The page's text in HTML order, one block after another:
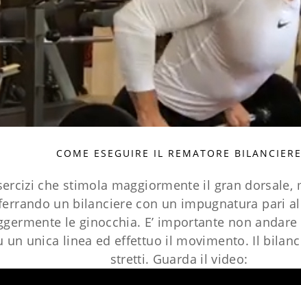
COME ESEGUIRE IL REMATORE BILANCIERE
che stimola maggiormente il gran
un bilanciere con un impugnatura pari
le ginocchia. E’ importante non
un unica linea ed effettuo il movimento. Il
stretti. Guarda il video: